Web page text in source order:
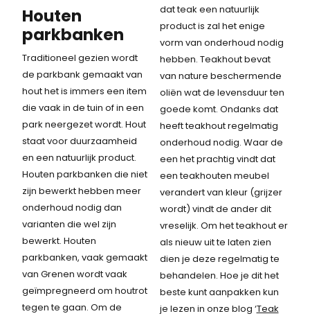
Houten
parkbanken
Traditioneel gezien wordt
de parkbank gemaakt van
hout het is immers een item
die vaak in de tuin of in een
park neergezet wordt. Hout
staat voor duurzaamheid
en een natuurlijk product.
Houten parkbanken die niet
zijn bewerkt hebben meer
onderhoud nodig dan
varianten die wel zijn
bewerkt. Houten
parkbanken, vaak gemaakt
van Grenen wordt vaak
geïmpregneerd om houtrot
tegen te gaan. Om de
dat teak een natuurlijk
product is zal het enige
vorm van onderhoud nodig
hebben. Teakhout bevat
van nature beschermende
oliën wat de levensduur ten
goede komt. Ondanks dat
heeft teakhout regelmatig
onderhoud nodig. Waar de
een het prachtig vindt dat
een teakhouten meubel
verandert van kleur (grijzer
wordt) vindt de ander dit
vreselijk. Om het teakhout er
als nieuw uit te laten zien
dien je deze regelmatig te
behandelen. Hoe je dit het
beste kunt aanpakken kun
je lezen in onze blog ‘Teak